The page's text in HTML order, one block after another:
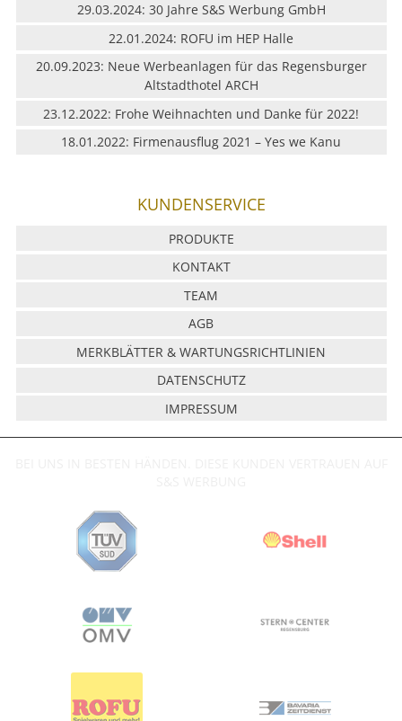
29.03.2024: 30 Jahre S&S Werbung GmbH
22.01.2024: ROFU im HEP Halle
20.09.2023: Neue Werbeanlagen für das Regensburger
Altstadthotel ARCH
23.12.2022: Frohe Weihnachten und Danke für 2022!
18.01.2022: Firmenausflug 2021 – Yes we Kanu
KUNDENSERVICE
PRODUKTE
KONTAKT
TEAM
AGB
MERKBLÄTTER & WARTUNGSRICHTLINIEN
DATENSCHUTZ
IMPRESSUM